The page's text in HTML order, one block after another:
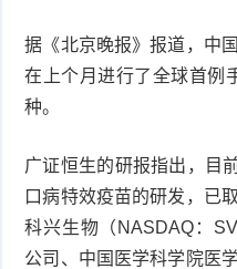
据《北京晚报》报道，中
在上个月进行了全球首例
种。
广证恒生的研报指出，目
口病特效疫苗的研发，已
科兴生物（NASDAQ：
公司、中国医学科学院医